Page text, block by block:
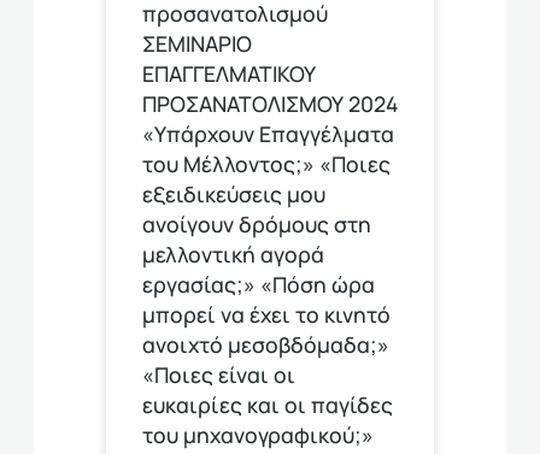
προσανατολισμού
ΣΕΜΙΝΑΡΙΟ
ΕΠΑΓΓΕΛΜΑΤΙΚΟΥ
ΠΡΟΣΑΝΑΤΟΛΙΣΜΟΥ 2024
«Υπάρχουν Επαγγέλματα
του Μέλλοντος;» «Ποιες
εξειδικεύσεις μου
ανοίγουν δρόμους στη
μελλοντική αγορά
εργασίας;» «Πόση ώρα
μπορεί να έχει το κινητό
ανοιχτό μεσοβδόμαδα;»
«Ποιες είναι οι
ευκαιρίες και οι παγίδες
του μηχανογραφικού;»